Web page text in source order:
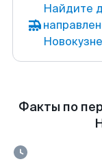
Найдите
Факты по